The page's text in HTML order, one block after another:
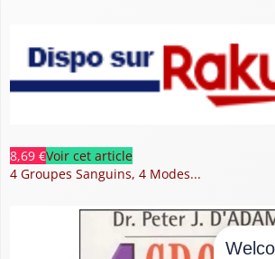
8,69 €Voir cet article
4 Groupes Sanguins, 4 Modes...